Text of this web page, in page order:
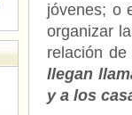
jóvenes; o
organizar
relación
llegan
y a los